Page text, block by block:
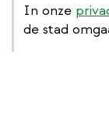
In onze
de stad